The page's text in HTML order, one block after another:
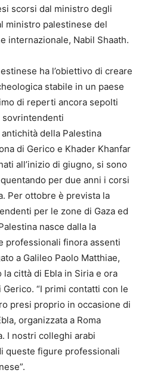
scorsi dal ministro degli
ministro palestinese del
internazionale, Nabil Shaath.
ha l’obiettivo di creare
stabile in un paese
di reperti ancora sepolti
sovrintendenti
della Palestina
di Gerico e Khader Khanfar
all’inizio di giugno, si sono
per due anni i corsi
Per ottobre è prevista la
per le zone di Gaza ed
nasce dalla la
professionali finora assenti
a Galileo Paolo Matthiae,
città di Ebla in Siria e ora
“I primi contatti con le
presi proprio in occasione di
organizzata a Roma
I nostri colleghi arabi
queste figure professionali